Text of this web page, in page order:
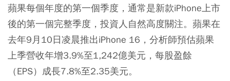
蘋果每個年度的第一個季度，通常是新款iPhone上市
後的第一個完整季度，投資人自然高度關注。蘋果在
去年9月10日凌晨推出iPhone 16，分析師預估蘋果
上季營收年增3.9%至1,242億美元，每股盈餘
（EPS）成長7.8%至2.35美元。